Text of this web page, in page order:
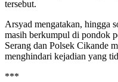
tersebut.
Arsyad mengatakan, hingga
masih berkumpul di pondok
Serang dan Polsek Cikande
menghindari kejadian yang
***